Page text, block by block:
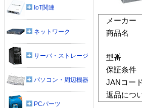
メーカー
商品名
型番
保証条件
JANコード
返品につ
IoT関連
ネットワーク
サーバ・ストレージ
パソコン・周辺機器
PCパーツ